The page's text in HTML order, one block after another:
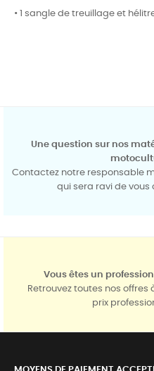
• 1 sangle de treuillage et
Une question sur nos
Contactez notre responsable
qui sera ravi de vous
Vous êtes un
Retrouvez toutes nos offres
prix